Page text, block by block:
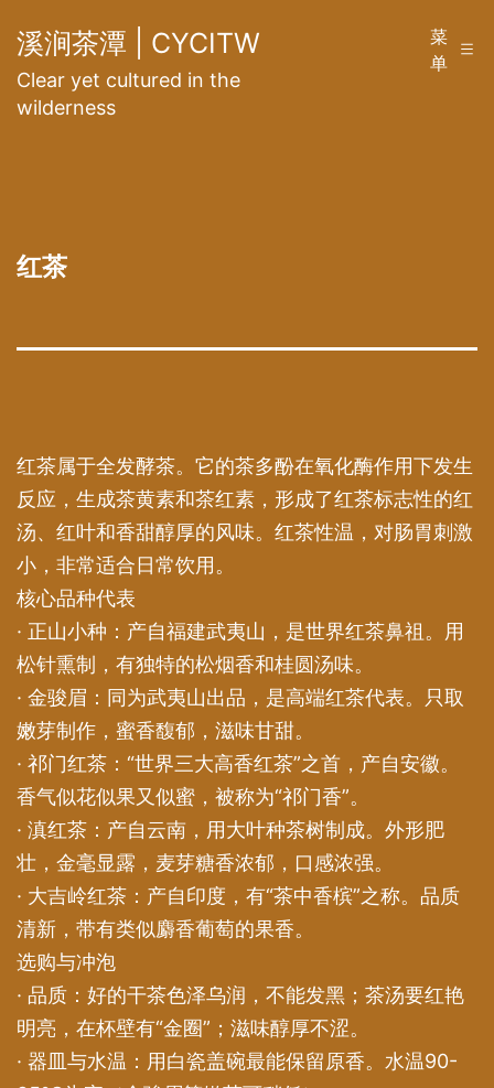
至
内
溪涧茶潭 | CYCITW
Clear yet cultured in the
wilderness
菜
单
红茶
红茶属于全发酵茶。它的茶多酚在氧化酶作用下发生
反应，生成茶黄素和茶红素，形成了红茶标志性的红
汤、红叶和香甜醇厚的风味。红茶性温，对肠胃刺激
小，非常适合日常饮用。
核心品种代表
· 正山小种：产自福建武夷山，是世界红茶鼻祖。用
松针熏制，有独特的松烟香和桂圆汤味。
· 金骏眉：同为武夷山出品，是高端红茶代表。只取
嫩芽制作，蜜香馥郁，滋味甘甜。
· 祁门红茶：“世界三大高香红茶”之首，产自安徽。
香气似花似果又似蜜，被称为“祁门香”。
· 滇红茶：产自云南，用大叶种茶树制成。外形肥
壮，金毫显露，麦芽糖香浓郁，口感浓强。
· 大吉岭红茶：产自印度，有“茶中香槟”之称。品质
清新，带有类似麝香葡萄的果香。
选购与冲泡
· 品质：好的干茶色泽乌润，不能发黑；茶汤要红艳
明亮，在杯壁有“金圈”；滋味醇厚不涩。
· 器皿与水温：用白瓷盖碗最能保留原香。水温90-